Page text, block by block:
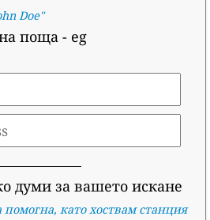
Doe"
поща- eg
думи за вашето искане
помогна, като хоствам станция